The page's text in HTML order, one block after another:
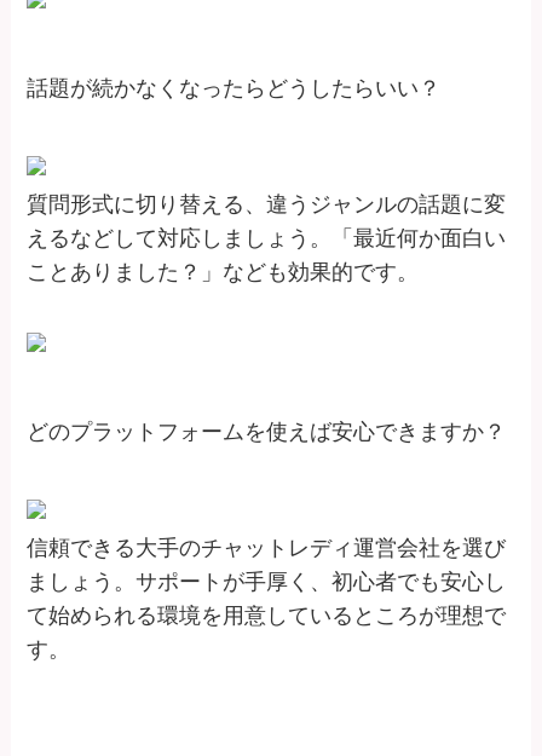
話題が続かなくなったらどうしたらいい？
質問形式に切り替える、違うジャンルの話題に変
えるなどして対応しましょう。「最近何か面白い
ことありました？」なども効果的です。
どのプラットフォームを使えば安心できますか？
信頼できる大手のチャットレディ運営会社を選び
ましょう。サポートが手厚く、初心者でも安心し
て始められる環境を用意しているところが理想で
す。